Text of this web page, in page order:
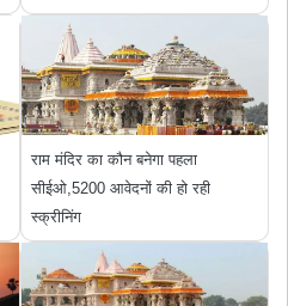
राम मंदिर का कौन बनेगा पहला
सीईओ,5200 आवेदनों की हो रही
स्क्रीनिंग